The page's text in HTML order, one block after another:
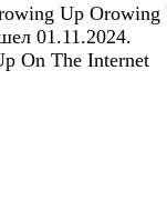
Up Orowing
01.11.2024.